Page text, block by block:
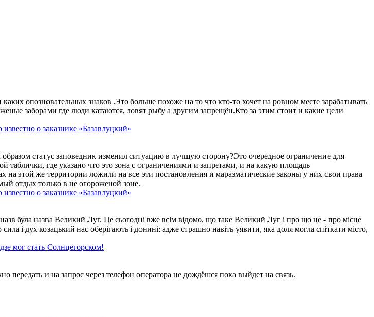
опозновательных знаков .Это больше похоже на то что кто-то хочет на ровном месте зарабатывать
заборами где люди катаются, ловят рыбу а другим запрещён.Кто за этим стоит и какие цели
о заказнике «Базавлуцкий»
статус заповедник изменил ситуацию в лучшую сторону?Это очередное ограничение для
где указано что это зона с ограничениями и запретами, и на какую площадь
этой же территории ложили на все эти постановления и маразматические законы у них свои права
отдых только в не огороженой зоне.
о заказнике «Базавлуцкий»
була назва Великий Луг. Це сьогодні вже всім відомо, що таке Великий Луг і про що це - про місце
і дух козацький нас оберігають і донині: адже страшно навіть уявити, яка доля могла спіткати місто,
мог стать Солнцегорском!
и на запрос через телефон оператора не дождёшся пока выйдет на связь.